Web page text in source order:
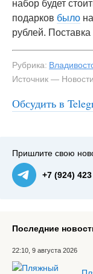
набор будет
подарков было
рублей.
Рубрика:
Источник —
Обсудить в
Пришлите свою
+7 (924)
Последние
22:10, 9 августа 2026